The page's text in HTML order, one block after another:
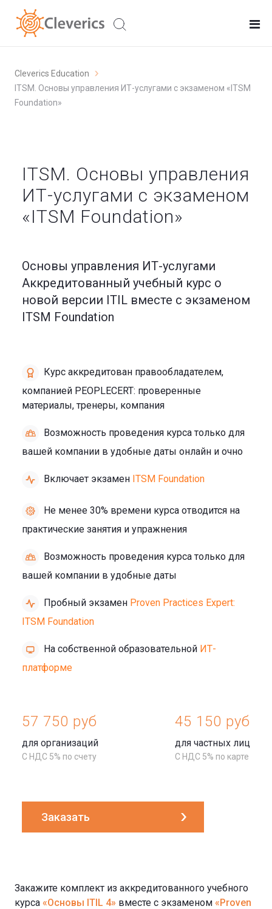
Cleverics Education
ITSM. Основы управления ИТ-услугами с экзаменом «ITSM
Foundation»
ITSM. Основы управления
ИТ-услугами с экзаменом
«ITSM Foundation»
Основы управления ИТ-услугами
Аккредитованный учебный курс о
новой версии ITIL вместе с экзаменом
ITSM Foundation
Курс аккредитован правообладателем,
компанией PEOPLECERT: проверенные
материалы, тренеры, компания
Возможность проведения курса только для
вашей компании в удобные даты онлайн и очно
Включает экзамен ITSM Foundation
Не менее 30% времени курса отводится на
практические занятия и упражнения
Возможность проведения курса только для
вашей компании в удобные даты
Пробный экзамен Proven Practices Expert:
ITSM Foundation
На собственной образовательной ИТ-
платформе
57 750 руб
для организаций
С НДС 5% по счету
45 150 руб
для частных лиц
С НДС 5% по карте
Заказать
Закажите комплект из аккредитованного учебного
курса «Основы ITIL 4» вместе с экзаменом «Proven